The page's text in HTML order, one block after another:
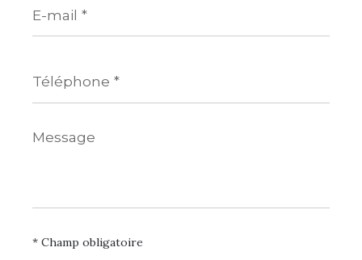
mail
*
*
Message
*
* Champ obligatoire